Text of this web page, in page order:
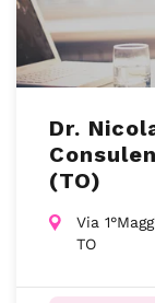
Dr.
(TO)
Via
TO